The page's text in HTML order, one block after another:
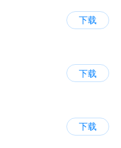
下载
下载
下载